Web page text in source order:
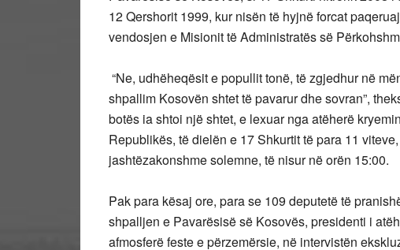
12 Qershorit 1999, kur nisën të hyjnë forcat
vendosjen e Misionit të Administratës së
“Ne, udhëheqësit e popullit tonë, të zgjedhur në
shpallim Kosovën shtet të pavarur dhe sovran”,
botës ia shtoi një shtet, e lexuar nga atëherë
Republikës, të dielën e 17 Shkurtit të para 11
jashtëzakonshme solemne, të nisur në orën 15:00.
Pak para kësaj ore, para se 109 deputetë të
shpalljen e Pavarësisë së Kosovës, presidenti i
afmosferë feste e përzemërsie, në intervistën